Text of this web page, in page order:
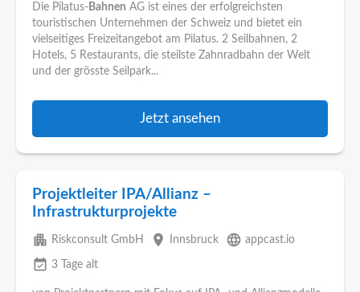
Die Pilatus- Bahnen AG ist eines der erfolgreichsten
touristischen Unternehmen der Schweiz und bietet ein
vielseitiges Freizeitangebot am Pilatus. 2 Seilbahnen, 2
Hotels, 5 Restaurants, die steilste Zahnradbahn der Welt
und der grösste Seilpark...
Jetzt ansehen
Projektleiter IPA/Allianz –
Infrastrukturprojekte
apartment Riskconsult GmbH place Innsbruck language appcast.io
event_available 3 Tage alt